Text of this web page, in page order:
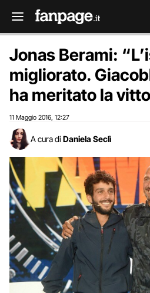
Jonas Berami:
migliorato.
ha meritato la
11 Maggio 2016 12:27
A cura di Daniela Seclì